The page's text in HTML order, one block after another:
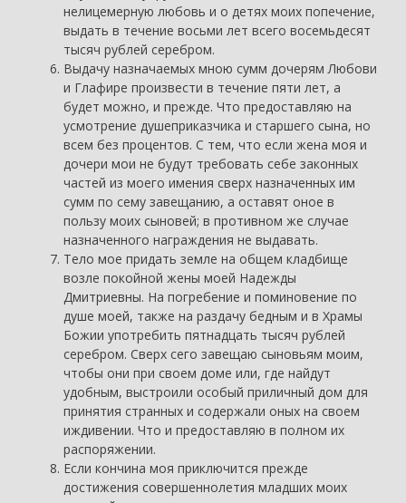
нелицемерную любовь и о детях моих попечение,
выдать в течение восьми лет всего восемьдесят
тысяч рублей серебром.
Выдачу назначаемых мною сумм дочерям Любови
и Глафире произвести в течение пяти лет, а
будет можно, и прежде. Что предоставляю на
усмотрение душеприказчика и старшего сына, но
всем без процентов. С тем, что если жена моя и
дочери мои не будут требовать себе законных
частей из моего имения сверх назначенных им
сумм по сему завещанию, а оставят оное в
пользу моих сыновей; в противном же случае
назначенного награждения не выдавать.
Тело мое придать земле на общем кладбище
возле покойной жены моей Надежды
Дмитриевны. На погребение и поминовение по
душе моей, также на раздачу бедным и в Храмы
Божии употребить пятнадцать тысяч рублей
серебром. Сверх сего завещаю сыновьям моим,
чтобы они при своем доме или, где найдут
удобным, выстроили особый приличный дом для
принятия странных и содержали оных на своем
иждивении. Что и предоставляю в полном их
распоряжении.
Если кончина моя приключится прежде
достижения совершеннолетия младших моих